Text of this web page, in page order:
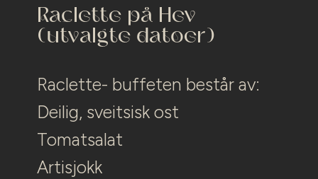
Raclette på Hev
(utvalgte datoer)
Raclette- buffeten består av:
Deilig, sveitsisk ost
Tomatsalat
Artisjokk